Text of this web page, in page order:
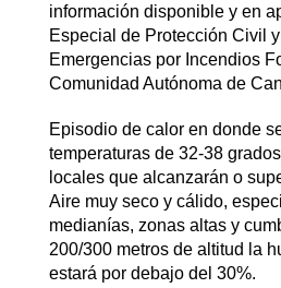
información disponible y en
Especial de Protección Civil
Emergencias por Incendios
Comunidad Autónoma de
Episodio de calor en donde
temperaturas de 32-38
locales que alcanzarán o
Aire muy seco y cálido,
medianías, zonas altas y
200/300 metros de altitud la
estará por debajo del 30%.